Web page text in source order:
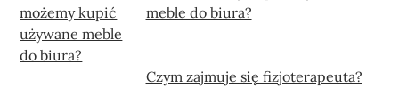
meble do biura?
Czym zajmuje się fizjoterapeuta?